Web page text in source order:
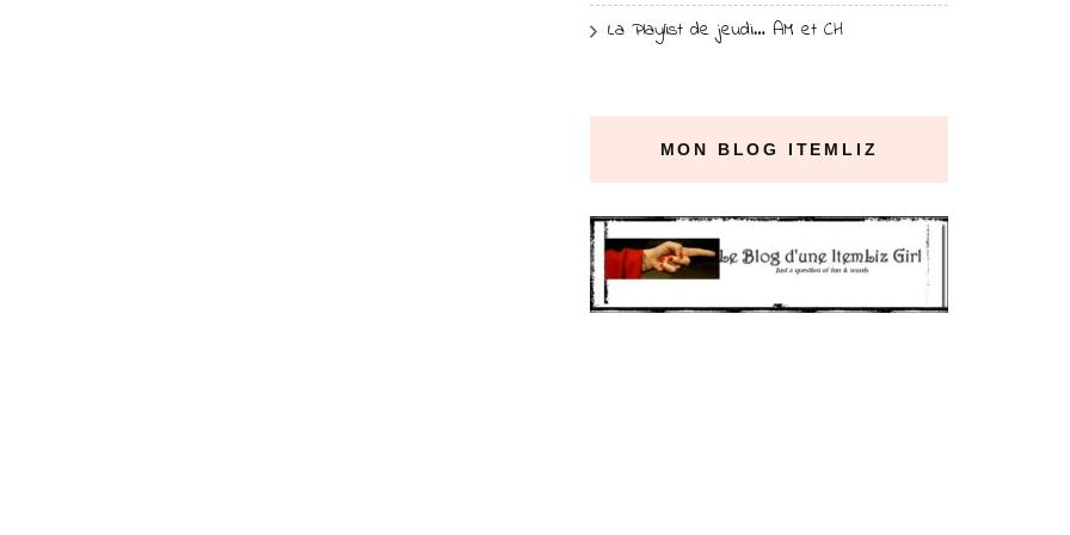
La Playlist de jeudi… AM et CH
MON BLOG ITEMLIZ